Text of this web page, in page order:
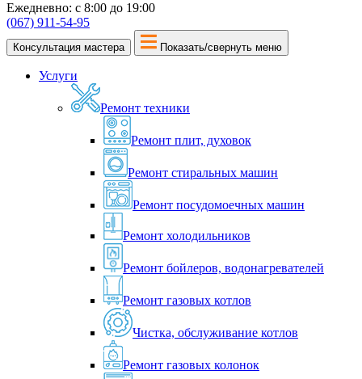
Ежедневно: с 8:00 до 19:00
(067) 911-54-95
Консультация мастера Показать/свернуть меню
Услуги
Ремонт техники
Ремонт плит, духовок
Ремонт стиральных машин
Ремонт посудомоечных машин
Ремонт холодильников
Ремонт бойлеров, водонагревателей
Ремонт газовых котлов
Чистка, обслуживание котлов
Ремонт газовых колонок